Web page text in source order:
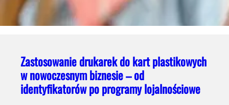
Zastosowanie drukarek do kart plastikowych
w nowoczesnym biznesie – od
identyfikatorów po programy lojalnościowe